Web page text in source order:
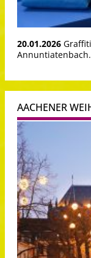
20.01.2026
Annuntiatenbach.
AACHENER